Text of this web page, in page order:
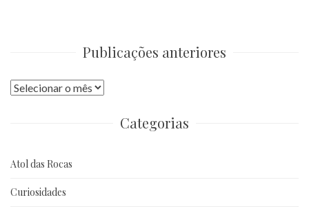
Publicações anteriores
Publicações
Categorias
Atol das Rocas
Curiosidades